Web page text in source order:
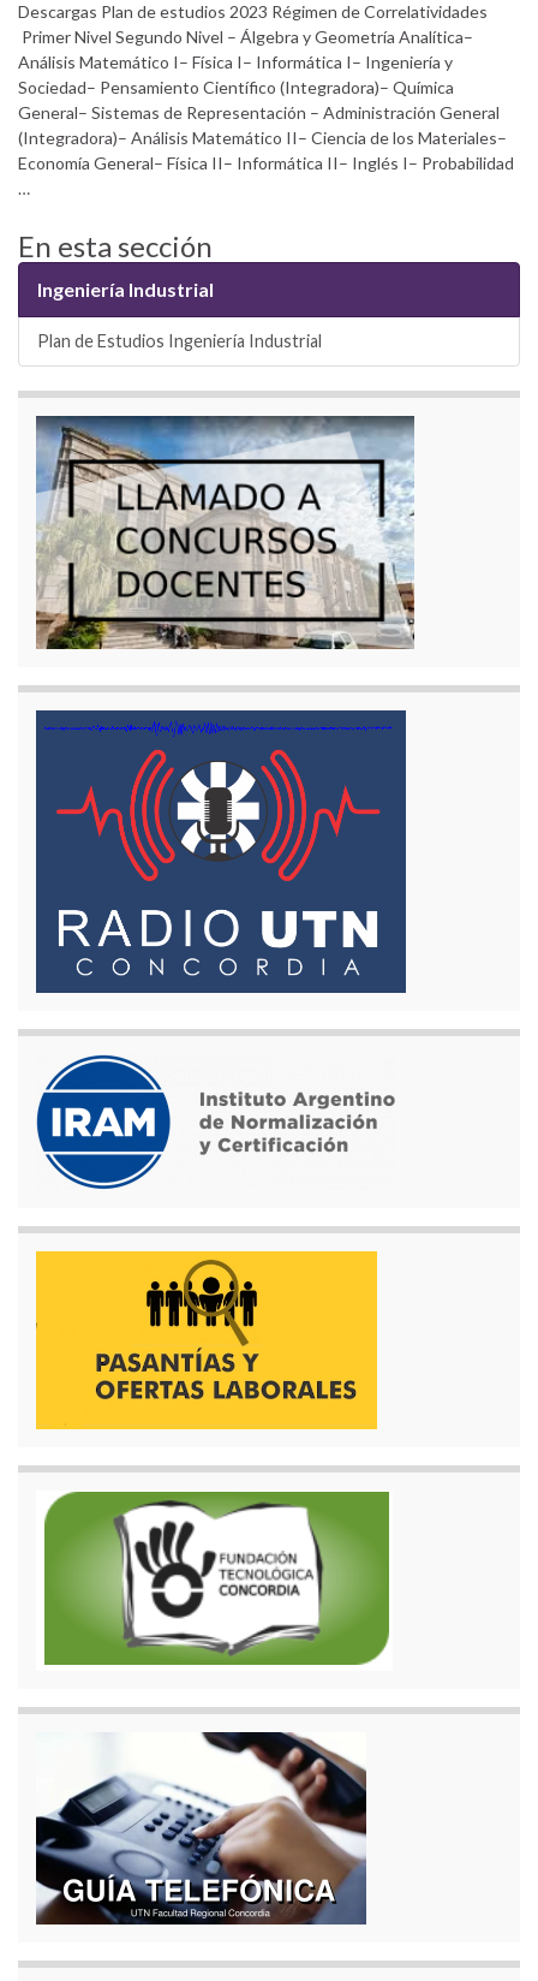
Descargas Plan de estudios 2023 Régimen de Correlatividades
Primer Nivel Segundo Nivel – Álgebra y Geometría Analítica–
Análisis Matemático I– Física I– Informática I– Ingeniería y
Sociedad– Pensamiento Científico (Integradora)– Química
General– Sistemas de Representación – Administración General
(Integradora)– Análisis Matemático II– Ciencia de los Materiales–
Economía General– Física II– Informática II– Inglés I– Probabilidad
…
En esta sección
Ingeniería Industrial
Plan de Estudios Ingeniería Industrial